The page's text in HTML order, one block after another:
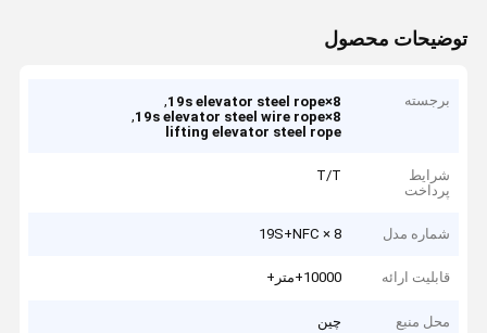
توضیحات محصول
برجسته 8×19s elevator steel rope
,
8×19s elevator steel wire rope
,
lifting elevator steel rope
شرایط
پرداخت
T/T
شماره مدل 8 × 19S+NFC
قابلیت ارائه 10000+متر+
محل منبع چین